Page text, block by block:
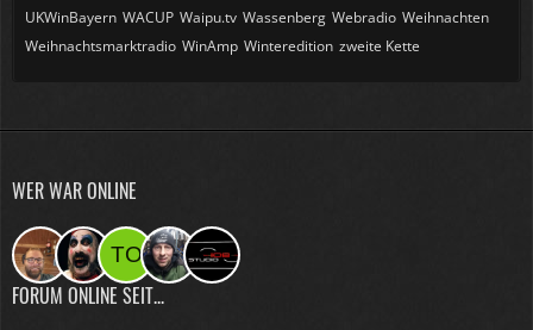
UKWinBayern WACUP Waipu.tv Wassenberg Webradio Weihnachten
Weihnachtsmarktradio WinAmp Winteredition zweite Kette
WER WAR ONLINE
FORUM ONLINE SEIT...